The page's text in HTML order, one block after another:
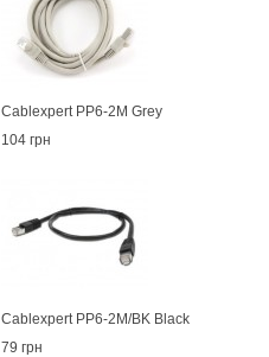
Cablexpert PP6-2M Grey
104 грн
Cablexpert PP6-2M/BK Black
79 грн